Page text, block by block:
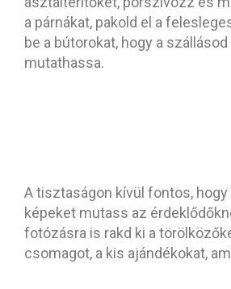
a párnákat, pakold el a
be a bútorokat, hogy a
mutathassa.
A tisztaságon kívül fontos,
képeket mutass az
fotózásra is rakd ki a
csomagot, a kis ajándékokat,